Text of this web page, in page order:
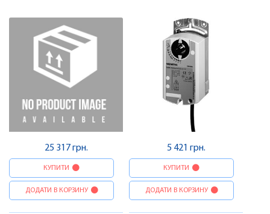
25 317 грн.
КУПИТИ
ДОДАТИ В КОРЗИНУ
5 421 грн.
КУПИТИ
ДОДАТИ В КОРЗИНУ